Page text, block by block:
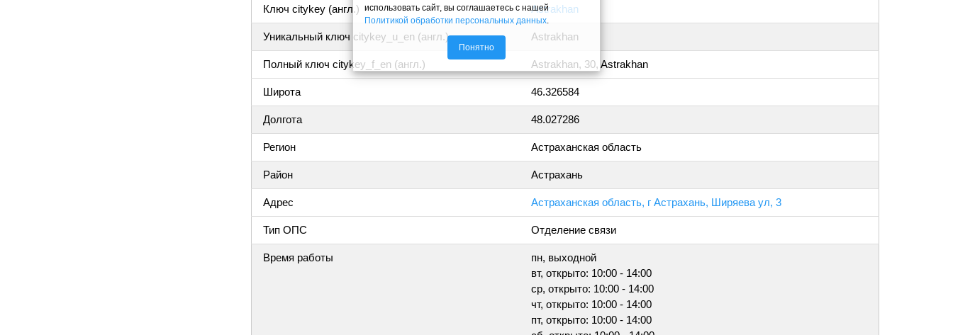
Ключ citykey (англ.) Astrakhan
Уникальный ключ citykey_u_en (англ.) Astrakhan
Полный ключ citykey_f_en (англ.) Astrakhan, 30, Astrakhan
Широта 46.326584
Долгота 48.027286
Регион Астраханская область
Район Астрахань
Адрес Астраханская область, г Астрахань, Ширяева ул, 3
Тип ОПС Отделение связи
Время работы
пн, выходной
вт, открыто: 10:00 - 14:00
ср, открыто: 10:00 - 14:00
чт, открыто: 10:00 - 14:00
пт, открыто: 10:00 - 14:00
использовать сайт, вы соглашаетесь с нашей
Политикой обработки персональных данных
Понятно